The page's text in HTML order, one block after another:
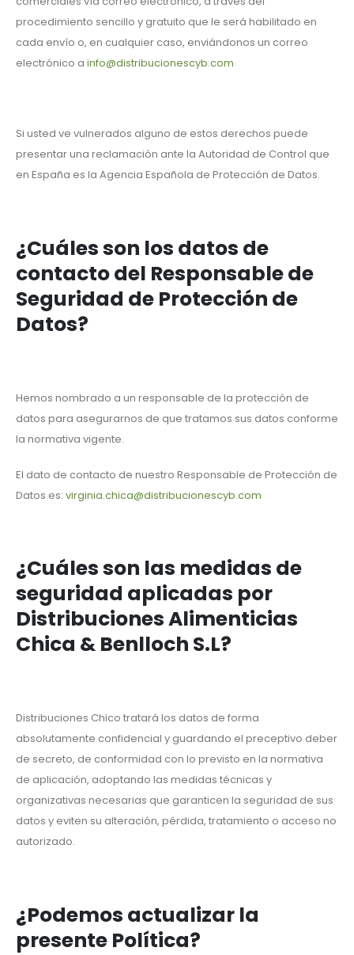
procedimiento sencillo y gratuito que le será habilitado en
cada envío o, en cualquier caso, enviándonos un correo
electrónico a info@distribucionescyb.com
Si usted ve vulnerados alguno de estos derechos puede
presentar una reclamación ante la Autoridad de Control que
en España es la Agencia Española de Protección de Datos.
¿Cuáles son los datos de
contacto del Responsable de
Seguridad de Protección de
Datos?
Hemos nombrado a un responsable de la protección de
datos para asegurarnos de que tratamos sus datos conforme
la normativa vigente.
El dato de contacto de nuestro Responsable de Protección de
Datos es: virginia.chica@distribucionescyb.com
¿Cuáles son las medidas de
seguridad aplicadas por
Distribuciones Alimenticias
Chica & Benlloch S.L?
Distribuciones Chico tratará los datos de forma
absolutamente confidencial y guardando el preceptivo deber
de secreto, de conformidad con lo previsto en la normativa
de aplicación, adoptando las medidas técnicas y
organizativas necesarias que garanticen la seguridad de sus
datos y eviten su alteración, pérdida, tratamiento o acceso no
autorizado.
¿Podemos actualizar la
presente Política?